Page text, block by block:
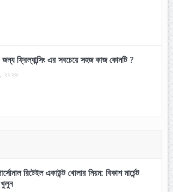
ফ্রিল্যান্সিং এর সবচেয়ে সহজ কাজ কোনটি ?
২০২৬
রিটেইল একাউন্ট খোলার নিয়ম: বিকাশ মার্চেন্ট